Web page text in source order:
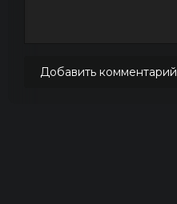
Добавить комментарий